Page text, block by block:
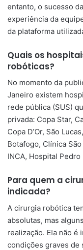
entanto, o sucesso
experiência da
da plataforma
Quais os
robóticas?
No momento da
Janeiro existem
rede pública (SUS)
privada: Copa Star,
Copa D’Or, São
Botafogo, Clínica
INCA, Hospital Pedro
Para quem a
indicada?
A cirurgia robótica
absolutas, mas
realização. Ela não é
condições graves de